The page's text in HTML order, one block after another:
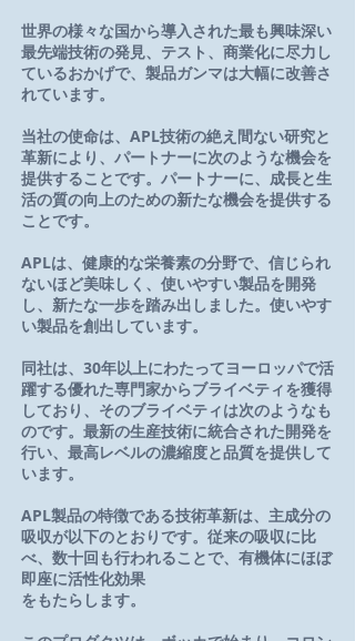
世界の様々な国から導入された最も興味深い
最先端技術の発見、テスト、商業化に尽力し
ているおかげで、製品ガンマは大幅に改善さ
れています。
当社の使命は、APL技術の絶え間ない研究と
革新により、パートナーに次のような機会を
提供することです。パートナーに、成長と生
活の質の向上のための新たな機会を提供する
ことです。
APLは、健康的な栄養素の分野で、信じられ
ないほど美味しく、使いやすい製品を開発
し、新たな一歩を踏み出しました。使いやす
い製品を創出しています。
同社は、30年以上にわたってヨーロッパで活
躍する優れた専門家からブライベティを獲得
しており、そのブライベティは次のようなも
のです。最新の生産技術に統合された開発を
行い、最高レベルの濃縮度と品質を提供して
います。
APL製品の特徴である技術革新は、主成分の
吸収が以下のとおりです。従来の吸収に比
べ、数十回も行われることで、有機体にほぼ
即座に活性化効果
をもたらします。